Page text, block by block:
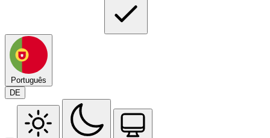
Português
DE